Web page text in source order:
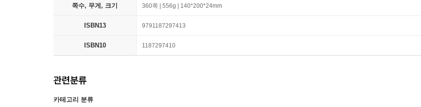
쪽수, 무게, 크기 360쪽 | 556g | 140*200*24mm
ISBN13 9791187297413
ISBN10 1187297410
관련분류
카테고리 분류